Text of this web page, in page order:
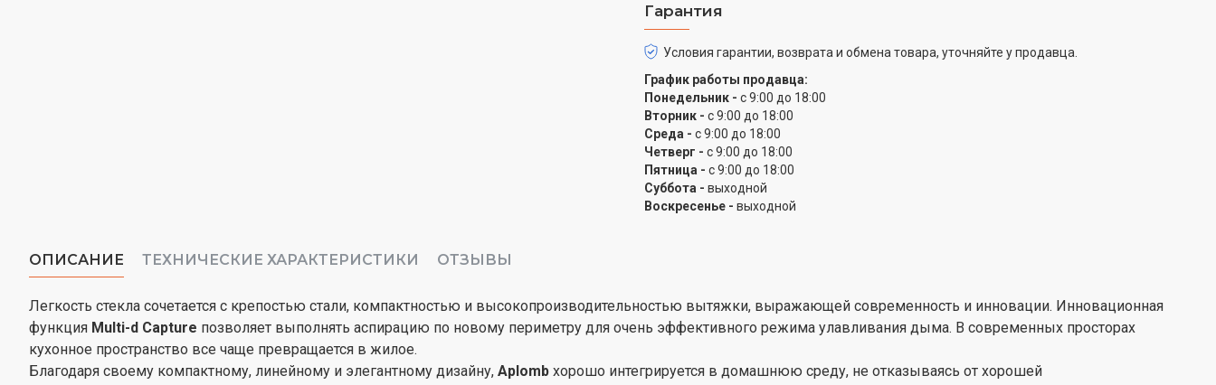
Гарантия
Условия гарантии, возврата и обмена товара, уточняйте у продавца.
График работы продавца:
Понедельник - с 9:00 до 18:00
Вторник - с 9:00 до 18:00
Среда - с 9:00 до 18:00
Четверг - с 9:00 до 18:00
Пятница - с 9:00 до 18:00
Суббота - выходной
Воскресенье - выходной
ОПИСАНИЕ ТЕХНИЧЕСКИЕ ХАРАКТЕРИСТИКИ ОТЗЫВЫ
Легкость стекла сочетается с крепостью стали, компактностью и высокопроизводительностью вытяжки, выражающей современность и инновации. Инновационная
функция Multi-d Capture позволяет выполнять аспирацию по новому периметру для очень эффективного режима улавливания дыма. В современных просторах
кухонное пространство все чаще превращается в жилое.
Благодаря своему компактному, линейному и элегантному дизайну, Aplomb хорошо интегрируется в домашнюю среду, не отказываясь от хорошей